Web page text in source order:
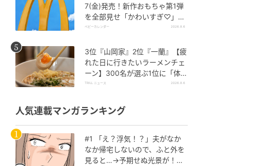
7(金)発売！新作おもちゃ第1弾
を全部見せ「かわいすぎ♡」
「絶対行く！」
ベビーカレンダー 2026.8.6
3位『山岡家』2位『一蘭』【疲
れた日に行きたいラーメンチェ
ーン】300名が選ぶ1位に「体
に染みわたる」「満足感と元気
TRILL ニュース 2026.8.6
人気連載マンガランキング
#1 「え？浮気！？」夫がなか
なか帰宅しないので、ふと外を
見ると…→予期せぬ光景が！｜